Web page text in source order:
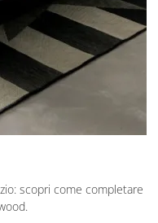
scopri come completare